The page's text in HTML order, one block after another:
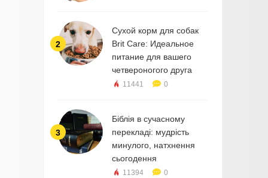
2
Сухой корм для собак
Brit Care: Идеальное
питание для вашего
четвероногого друга
11441 0
3
Біблія в сучасному
перекладі: мудрість
минулого, натхнення
сьогодення
11394 0